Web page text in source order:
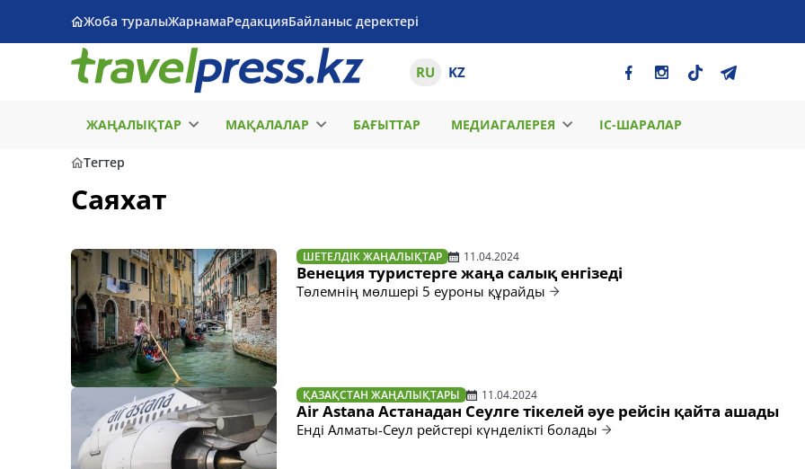
Жоба туралыЖарнамаРедакцияБайланыс деректері
RU KZ
ЖАҢАЛЫҚТАР МАҚАЛАЛАР БАҒЫТТАР МЕДИАГАЛЕРЕЯ ІС-ШАРАЛАР
Тегтер
Саяхат
ШЕТЕЛДІК ЖАҢАЛЫҚТАР 11.04.2024
Венеция туристерге жаңа салық енгізеді
Төлемнің мөлшері 5 еуроны құрайды
ҚАЗАҚСТАН ЖАҢАЛЫҚТАРЫ 11.04.2024
Air Astana Астанадан Сеулге тікелей әуе рейсін қайта ашады
Енді Алматы-Сеул рейстері күнделікті болады